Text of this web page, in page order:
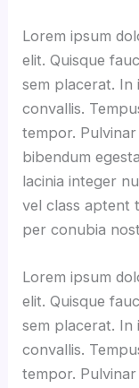
Lorem ipsum
elit. Quisque
sem placerat. In
convallis.
tempor.
bibendum
lacinia integer
vel class aptent
per conubia
Lorem ipsum
elit. Quisque
sem placerat. In
convallis.
tempor.